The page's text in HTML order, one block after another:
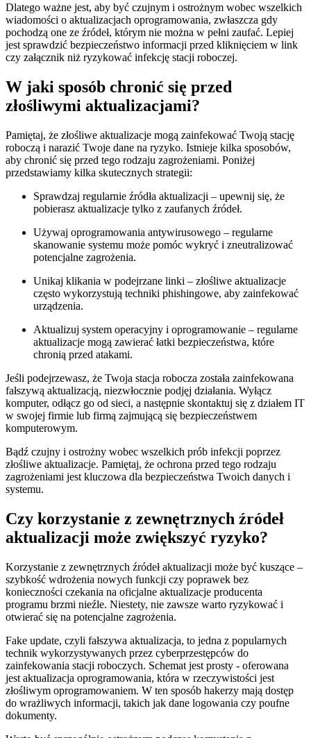
Dlatego ważne jest, aby być czujnym ⁣i ostrożnym wobec wszelkich
wiadomości o aktualizacjach oprogramowania, zwłaszcza gdy
pochodzą one ze źródeł, którym nie można‍ w pełni zaufać. Lepiej
jest sprawdzić bezpieczeństwo informacji przed kliknięciem w link
czy ⁤załącznik ​niż ryzykować infekcję stacji roboczej.
W jaki sposób ‌chronić się przed
złośliwymi ⁢aktualizacjami?
Pamiętaj, że złośliwe aktualizacje mogą zainfekować Twoją ‍stację
roboczą i narazić Twoje dane na ryzyko. Istnieje‌ kilka sposobów,
aby chronić się przed tego ​rodzaju zagrożeniami. ⁤Poniżej
przedstawiamy kilka skutecznych strategii:
Sprawdzaj regularnie źródła aktualizacji – upewnij ‍się, że
pobierasz aktualizacje​ tylko z ⁢zaufanych źródeł.
Używaj oprogramowania antywirusowego – regularne
skanowanie ‍systemu może pomóc wykryć i zneutralizować
potencjalne​ zagrożenia.
Unikaj klikania w podejrzane linki – złośliwe ⁤aktualizacje
często wykorzystują techniki⁤ phishingowe, aby zainfekować
urządzenia.
Aktualizuj system operacyjny i‌ oprogramowanie​ – regularne
‌aktualizacje mogą zawierać łatki bezpieczeństwa, które
chronią przed atakami.
Jeśli podejrzewasz, ‍że Twoja⁢ stacja robocza została zainfekowana
fałszywą aktualizacją, niezwłocznie podjęj działania. Wyłącz
komputer, odłącz​ go od sieci, a następnie skontaktuj się z działem IT
w swojej firmie lub firmą zajmującą się bezpieczeństwem
komputerowym.
Bądź czujny i ostrożny wobec wszelkich prób infekcji poprzez
złośliwe aktualizacje. Pamiętaj,​ że ‌ochrona przed tego rodzaju
zagrożeniami jest kluczowa dla bezpieczeństwa Twoich danych i
systemu.
Czy korzystanie‍ z zewnętrznych źródeł
aktualizacji może zwiększyć ryzyko?
Korzystanie z zewnętrznych źródeł aktualizacji‌ może być kuszące –
szybkość wdrożenia ⁣nowych funkcji czy poprawek bez
konieczności czekania na oficjalne aktualizacje producenta
programu brzmi nieźle. Niestety, nie zawsze warto⁤ ryzykować i
otwierać się na potencjalne zagrożenia.
Fake update, czyli fałszywa aktualizacja, to jedna z popularnych
technik wykorzystywanych przez cyberprzestępców do
zainfekowania ⁢stacji roboczych. Schemat ⁤jest prosty ​- ​oferowana
jest aktualizacja oprogramowania, która​ w rzeczywistości jest
złośliwym oprogramowaniem. W ten sposób hakerzy mają dostęp
do wrażliwych informacji, takich jak dane logowania czy poufne
dokumenty.